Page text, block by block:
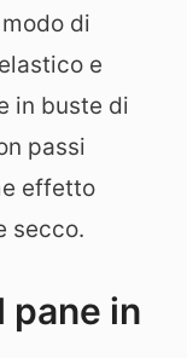
di
e
in buste di
passi
effetto
secco.
pane in